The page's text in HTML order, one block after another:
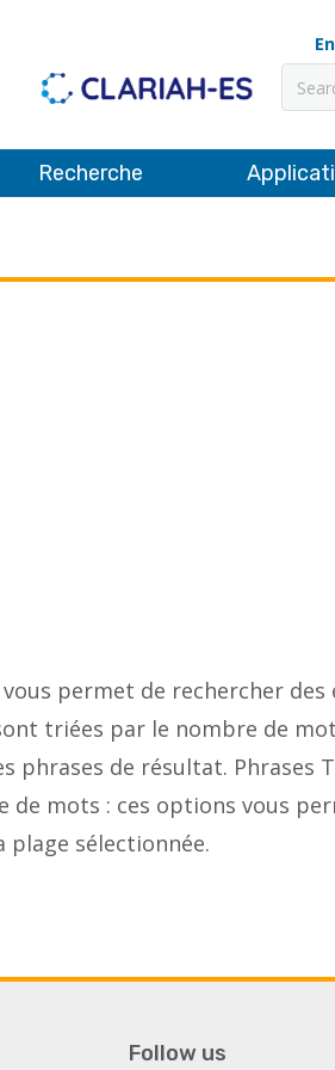
Recherche
permet de rechercher
triées par le nombre de
de résultat. Phrases
de mots : ces options vous
plage sélectionnée.
Follow us